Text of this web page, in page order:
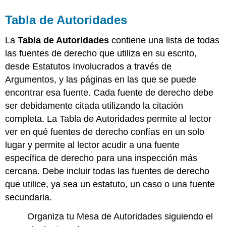
Tabla de Autoridades
LaTabla de Autoridades contiene una lista de todas
las fuentes de derecho que utiliza en su escrito,
desde Estatutos Involucrados a través de
Argumentos, y las páginas en las que se puede
encontrar esa fuente. Cada fuente de derecho debe
ser debidamente citada utilizando la citación
completa. La Tabla de Autoridades permite al lector
ver en qué fuentes de derecho confías en un solo
lugar y permite al lector acudir a una fuente
específica de derecho para una inspección más
cercana. Debe incluir todas las fuentes de derecho
que utilice, ya sea un estatuto, un caso o una fuente
secundaria.
Organiza tu Mesa de Autoridades siguiendo el